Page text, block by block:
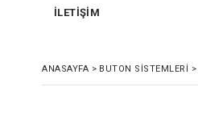
İLETİŞİM
ANASAYFA > BUTON SISTEMLERI >